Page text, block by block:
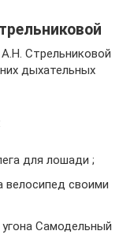
Стрельниковой
дыхательных
для лошади ;
велосипед своими
Самодельный